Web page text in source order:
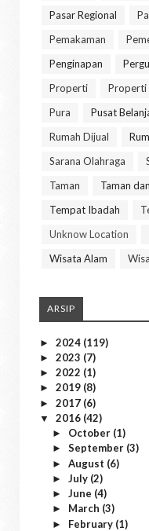
Pasar Regional
Pemakaman
Penginapan
Properti
Properti
Pura
Pusat
Rumah Dijual
Sarana Olahraga
Taman
Taman
Tempat Ibadah
Unknow Location
Wisata Alam
ARSIP
► 2024 (119)
► 2023 (7)
► 2022 (1)
► 2019 (8)
► 2017 (6)
▼ 2016 (42)
► October (1)
► September (3)
► August (6)
► July (2)
► June (4)
► March (3)
► February (1)